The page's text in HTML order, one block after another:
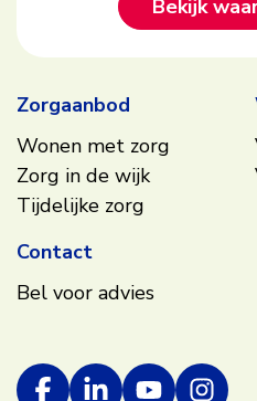
Bekijk
Zorgaanbod
Wonen met zorg
Zorg in de wijk
Tijdelijke zorg
Contact
Bel voor advies